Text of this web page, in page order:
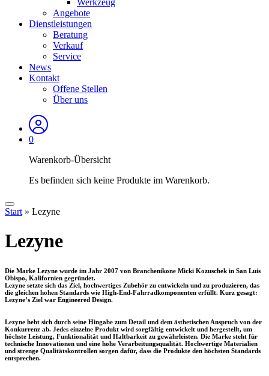
Werkzeug
Angebote
Dienstleistungen
Beratung
Verkauf
Service
News
Kontakt
Offene Stellen
Über uns
0
Warenkorb-Übersicht
Es befinden sich keine Produkte im Warenkorb.
Start » Lezyne
Lezyne
Die Marke Lezyne wurde im Jahr 2007 von Branchenikone Micki Kozuschek in San Luis
Obispo, Kalifornien gegründet.
Lezyne setzte sich das Ziel, hochwertiges Zubehör zu entwickeln und zu produzieren, das
die gleichen hohen Standards wie High-End-Fahrradkomponenten erfüllt. Kurz gesagt:
Lezyne’s Ziel war Engineered Design.
Lezyne hebt sich durch seine Hingabe zum Detail und dem ästhetischen Anspruch von der
Konkurrenz ab. Jedes einzelne Produkt wird sorgfältig entwickelt und hergestellt, um
höchste Leistung, Funktionalität und Haltbarkeit zu gewährleisten. Die Marke steht für
technische Innovationen und eine hohe Verarbeitungsqualität. Hochwertige Materialien
und strenge Qualitätskontrollen sorgen dafür, dass die Produkte den höchsten Standards
entsprechen.